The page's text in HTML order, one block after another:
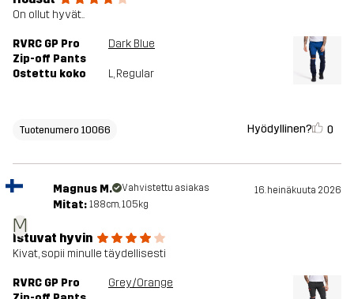
On ollut hyvät..
RVRC GP Pro
Zip-off Pants
Dark Blue
Ostettu koko L, Regular
Tuotenumero 10066 Hyödyllinen? 0
M
Magnus M. Vahvistettu asiakas 16. heinäkuuta 2026
Mitat: 188cm, 105kg
Istuvat hyvin
Kivat, sopii minulle täydellisesti
RVRC GP Pro
Grey/Orange